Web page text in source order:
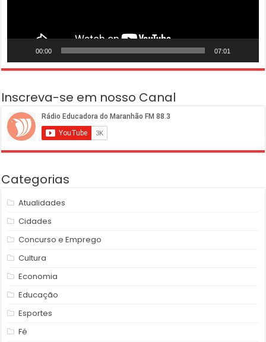
00:00 07:01
Inscreva-se em nosso Canal
Categorias
Atualidades
Cidades
Concurso e Emprego
Cultura
Economia
Educação
Esportes
Fé